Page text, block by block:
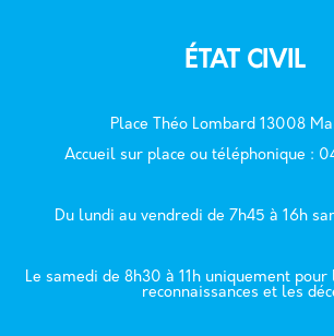
ÉTAT CIVIL
Place Théo Lombard 13008
Accueil sur place ou téléphonique :
Du lundi au vendredi de 7h45 à 16h
Le samedi de 8h30 à 11h uniquement pour
reconnaissances et les